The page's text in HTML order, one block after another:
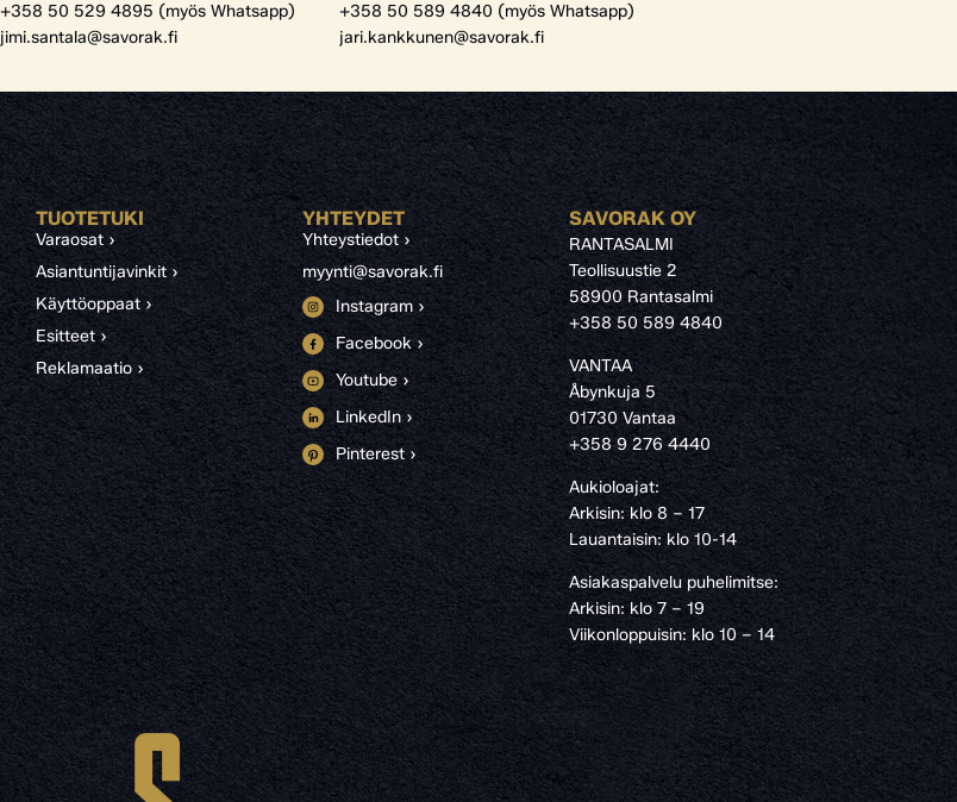
+358 50 529 4895 (myös Whatsapp)
jimi.santala@savorak.fi
+358 50 589 4840 (myös Whatsapp)
jari.kankkunen@savorak.fi
TUOTETUKI
Varaosat ›
Asiantuntijavinkit ›
Käyttöoppaat ›
Esitteet ›
Reklamaatio ›
YHTEYDET
Yhteystiedot ›
myynti@savorak.fi
Instagram ›
Facebook ›
Youtube ›
LinkedIn ›
Pinterest ›
SAVORAK OY
RANTASALMI
Teollisuustie 2
58900 Rantasalmi
+358 50 589 4840
VANTAA
Åbynkuja 5
01730 Vantaa
+358 9 276 4440
Aukioloajat:
Arkisin: klo 8 – 17
Lauantaisin: klo 10-14
Asiakaspalvelu puhelimitse:
Arkisin: klo 7 – 19
Viikonloppuisin: klo 10 – 14